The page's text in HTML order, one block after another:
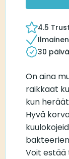
4.5
30
On aina
raikkaat
kun
Hyvä
Voit